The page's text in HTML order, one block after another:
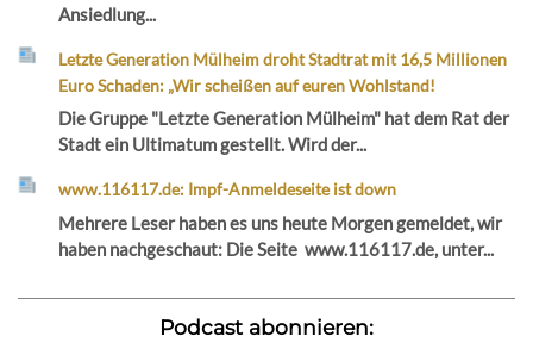
Ansiedlung...
Letzte Generation Mülheim droht Stadtrat mit 16,5 Millionen
Euro Schaden: „Wir scheißen auf euren Wohlstand!
Die Gruppe "Letzte Generation Mülheim" hat dem Rat der
Stadt ein Ultimatum gestellt. Wird der...
www.116117.de: Impf-Anmeldeseite ist down
Mehrere Leser haben es uns heute Morgen gemeldet, wir
haben nachgeschaut: Die Seite www.116117.de, unter...
Podcast abonnieren: